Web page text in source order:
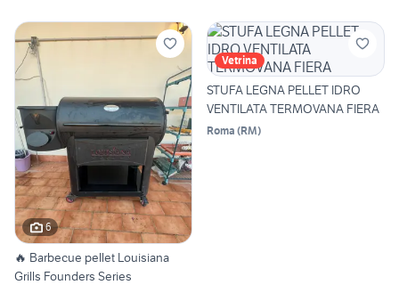
6
🔥 Barbecue pellet Louisiana
Grills Founders Series
Vetrina
STUFA LEGNA PELLET IDRO
VENTILATA TERMOVANA FIERA
Roma (RM)